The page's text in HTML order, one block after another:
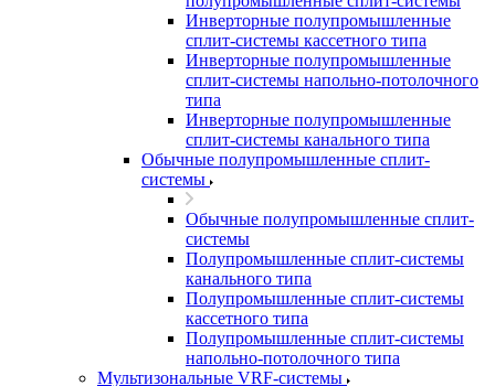
Инверторные полупромышленные
сплит-системы кассетного типа
Инверторные полупромышленные
сплит-системы напольно-потолочного
типа
Инверторные полупромышленные
сплит-системы канального типа
Обычные полупромышленные сплит-
системы
Обычные полупромышленные сплит-
системы
Полупромышленные сплит-системы
канального типа
Полупромышленные сплит-системы
кассетного типа
Полупромышленные сплит-системы
напольно-потолочного типа
Мультизональные VRF-системы